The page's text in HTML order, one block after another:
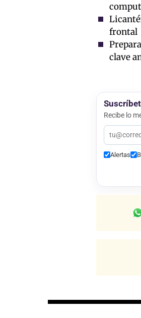
frontal
clave
Recibe lo
Alertas